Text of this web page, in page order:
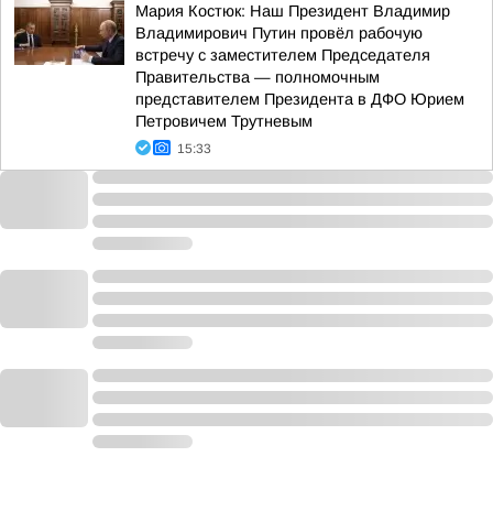
Мария Костюк: Наш Президент Владимир
Владимирович Путин провёл рабочую
встречу с заместителем Председателя
Правительства — полномочным
представителем Президента в ДФО Юрием
Петровичем Трутневым
15:33